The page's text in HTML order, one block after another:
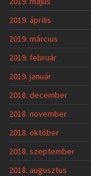
2019. április
2019. március
2019. február
2019. január
2018. december
2018. november
2018. október
2018. szeptember
2018. augusztus